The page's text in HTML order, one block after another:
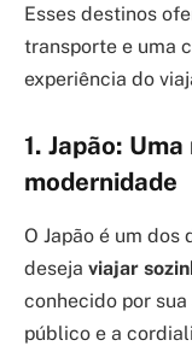
Esses destinos
transporte e uma
experiência do
1. Japão:
modernidade
O Japão é um dos
deseja viajar
conhecido por
público e a